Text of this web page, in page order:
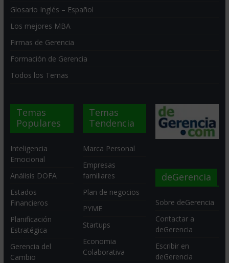
Glosario Inglés – Español
Los mejores MBA
Firmas de Gerencia
Formación de Gerencia
Todos los Temas
Temas
Populares
Inteligencia
Emocional
Análisis DOFA
Estados
Financieros
Planificación
Estratégica
Gerencia del
Cambio
Temas
Tendencia
Marca Personal
Empresas
familiares
Plan de negocios
PYME
Startups
Economia
Colaborativa
deGerencia
Sobre deGerencia
Contactar a
deGerencia
Escribir en
deGerencia